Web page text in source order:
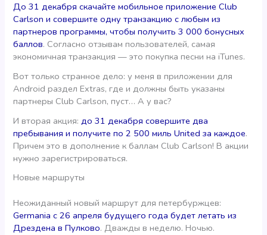
До 31 декабря скачайте мобильное приложение Club
Carlson и совершите одну транзакцию с любым из
партнеров программы, чтобы получить 3 000 бонусных
баллов. Согласно отзывам пользователей, самая
экономичная транзакция — это покупка песни на iTunes.
Вот только странное дело: у меня в приложении для
Android раздел Extras, где и должны быть указаны
партнеры Club Carlson, пуст… А у вас?
И вторая акция:до 31 декабря совершите два
пребывания и получите по 2 500 миль United за каждое.
Причем это в дополнение к баллам Club Carlson! В акции
нужно зарегистрироваться.
Новые маршруты
Неожиданный новый маршрут для петербуржцев:
Germania с 26 апреля будущего года будет летать из
Дрездена в Пулково. Дважды в неделю. Ночью.